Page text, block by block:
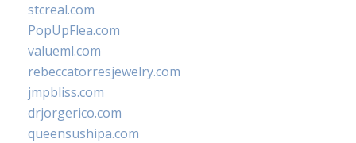
stcreal.com
PopUpFlea.com
valueml.com
rebeccatorresjewelry.com
jmpbliss.com
drjorgerico.com
queensushipa.com